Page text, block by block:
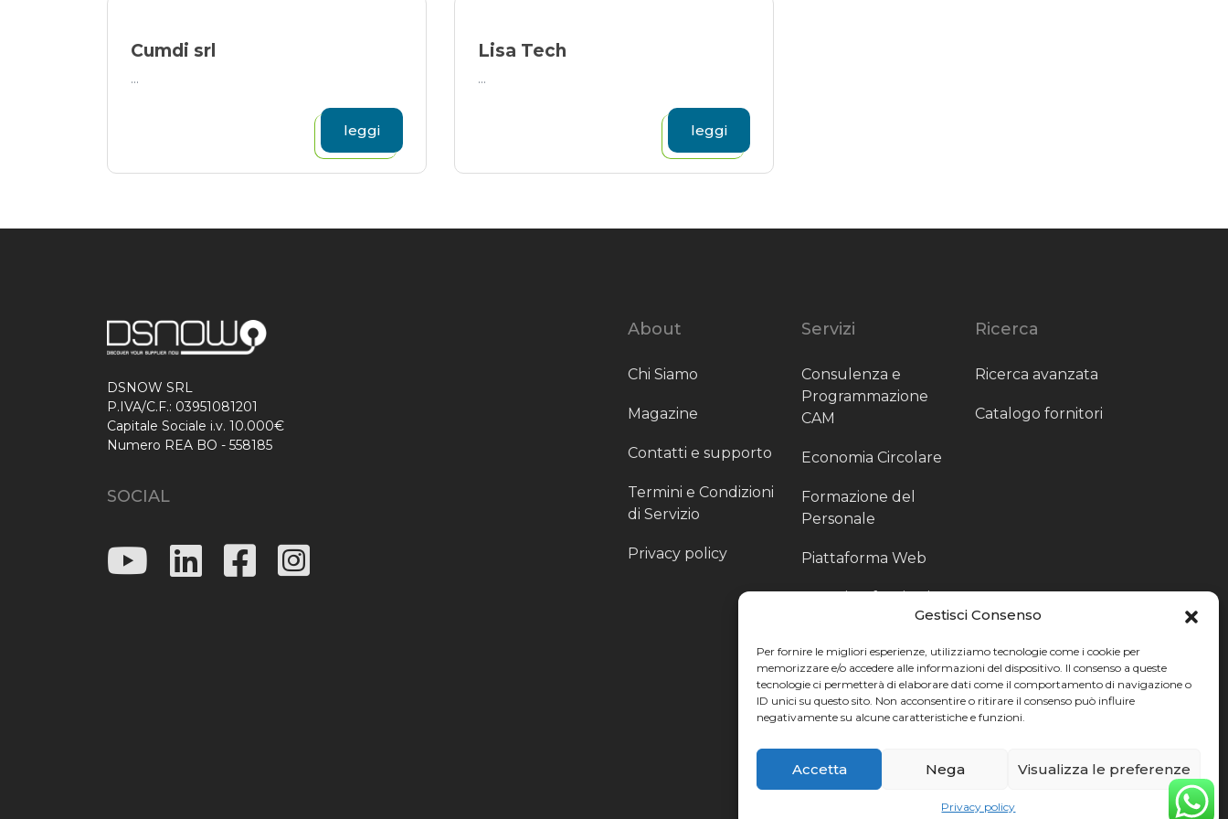
Gestisci Consenso
Per fornire le migliori esperienze, utilizziamo tecnologie come i cookie per
memorizzare e/o accedere alle informazioni del dispositivo. Il consenso a queste
tecnologie ci permetterà di elaborare dati come il comportamento di navigazione o
ID unici su questo sito. Non acconsentire o ritirare il consenso può influire
negativamente su alcune caratteristiche e funzioni.
Accetta Nega Visualizza le preferenze
Privacy policy
Cumdi srl
...
leggi
Lisa Tech
...
leggi
DSNOW SRL
P.IVA/C.F.: 03951081201
Capitale Sociale i.v. 10.000€
Numero REA BO - 558185
SOCIAL
About
Chi Siamo
Magazine
Contatti e supporto
Termini e Condizioni
di Servizio
Privacy policy
Servizi
Consulenza e
Programmazione
CAM
Economia Circolare
Formazione del
Personale
Piattaforma Web
Scouting fornitori
Particolari
Raccoglitori di Fine
Linea
Ricerca
Ricerca avanzata
Catalogo fornitori